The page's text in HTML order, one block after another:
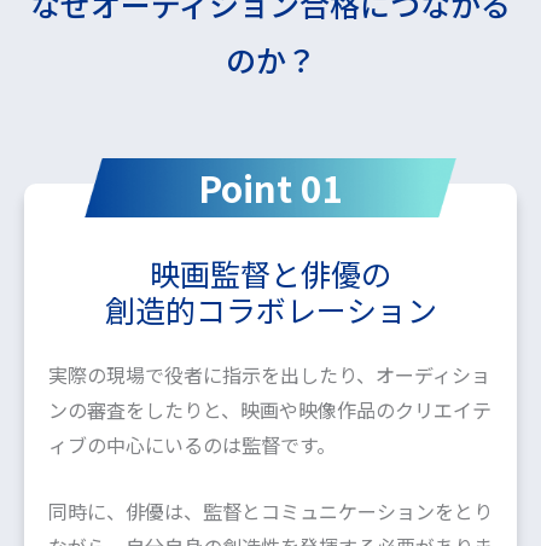
のか？
Point 01
映画監督と俳優の
創造的コラボレーション
実際の現場で役者に指示を出したり、オーディショ
ンの審査をしたりと、映画や映像作品のクリエイテ
ィブの中心にいるのは監督です。
同時に、俳優は、監督とコミュニケーションをとり